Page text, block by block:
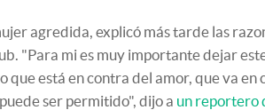
agredida, explicó más tarde las
"Para mi es muy importante dejar
que está en contra del amor, que va en
ser permitido", dijo a un reportero